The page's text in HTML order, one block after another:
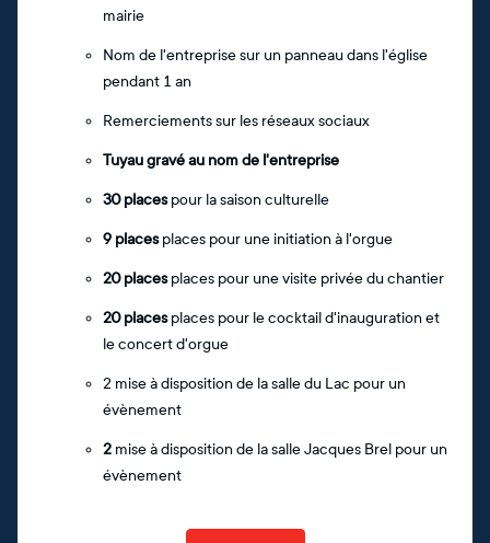
mairie
Nom de l'entreprise sur un panneau dans l'église
pendant 1 an
Remerciements sur les réseaux sociaux
Tuyau gravé au nom de l'entreprise
30 placespour la saison culturelle
9 placesplaces pour une initiation à l'orgue
20 placesplaces pour une visite privée du chantier
20 placesplaces pour le cocktail d'inauguration et
le concert d'orgue
2 mise à disposition de la salle du Lac pour un
évènement
2 mise à disposition de la salle Jacques Brel pour un
évènement